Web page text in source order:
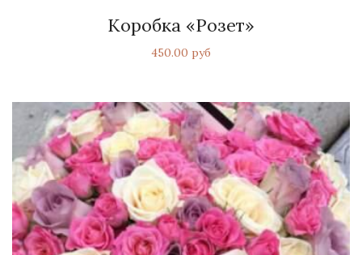
Коробка «Розет»
450.00 руб